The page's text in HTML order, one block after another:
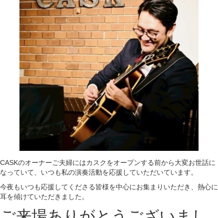
CASKのオーナーご夫婦にはカスクをオープンする前から大変お世話に
なっていて、いつも私の演奏活動を応援していただいています。
今夜もいつも応援してくださる皆様を中心にお集まりいただき、熱心に
耳を傾けていただきました。